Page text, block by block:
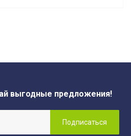
выгодные предложения!